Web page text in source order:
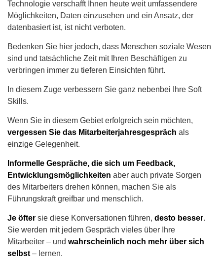
Technologie verschafft Ihnen heute weit umfassendere
Möglichkeiten, Daten einzusehen und ein Ansatz, der
datenbasiert ist, ist nicht verboten.
Bedenken Sie hier jedoch, dass Menschen soziale Wesen
sind und tatsächliche Zeit mit Ihren Beschäftigen zu
verbringen immer zu tieferen Einsichten führt.
In diesem Zuge verbessern Sie ganz nebenbei Ihre Soft
Skills.
Wenn Sie in diesem Gebiet erfolgreich sein möchten,
vergessen Sie das Mitarbeiterjahresgespräch als
einzige Gelegenheit.
Informelle Gespräche, die sich um Feedback,
Entwicklungsmöglichkeiten aber auch private Sorgen
des Mitarbeiters drehen können, machen Sie als
Führungskraft greifbar und menschlich.
Je öfter sie diese Konversationen führen, desto besser.
Sie werden mit jedem Gespräch vieles über Ihre
Mitarbeiter – und wahrscheinlich noch mehr über sich
selbst – lernen.